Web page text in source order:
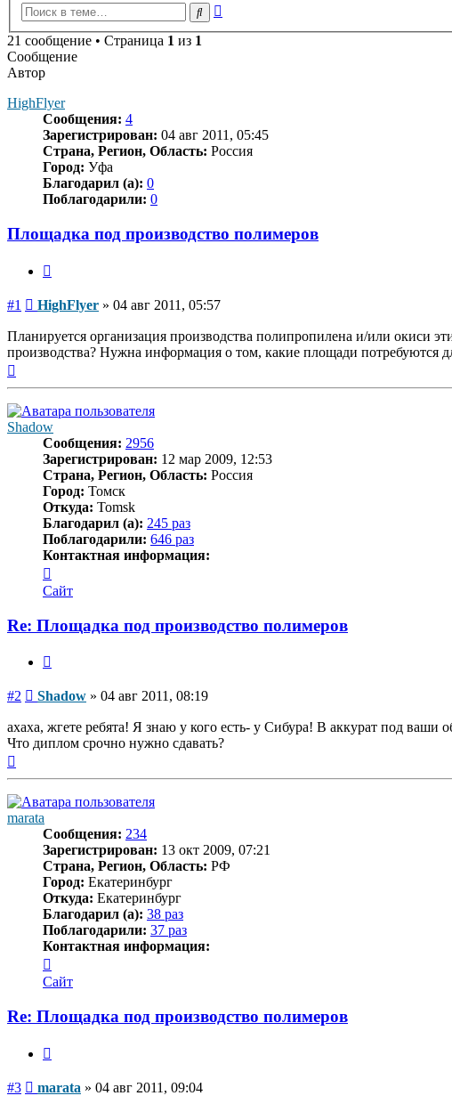
Поиск
21 сообщение • Страница 1 из 1
Сообщение
Автор
HighFlyer
Сообщения: 4
Зарегистрирован: 04 авг 2011, 05:45
Страна, Регион, Область: Россия
Город: Уфа
Благодарил (а): 0
Поблагодарили: 0
Площадка под производство полимеров
#1 Сообщение
HighFlyer » 04 авг 2011, 05:57
Планируется организация производства полипропилена и/или окиси
производства? Нужна информация о том, какие площади потребуются
Shadow
Сообщения: 2956
Зарегистрирован: 12 мар 2009, 12:53
Страна, Регион, Область: Россия
Город: Томск
Откуда: Tomsk
Благодарил (а): 245 раз
Поблагодарили: 646 раз
Контактная информация:
информация
пользователя
Сайт
Re: Площадка под производство полимеров
#2 Сообщение
Shadow » 04 авг 2011, 08:19
ахаха, жгете ребята! Я знаю у кого есть- у Сибура! В аккурат под
Что диплом срочно нужно сдавать?
marata
Сообщения: 234
Зарегистрирован: 13 окт 2009, 07:21
Страна, Регион, Область: РФ
Город: Екатеринбург
Откуда: Екатеринбург
Благодарил (а): 38 раз
Поблагодарили: 37 раз
Контактная информация:
информация
пользователя
Сайт
Re: Площадка под производство полимеров
#3 Сообщение
marata » 04 авг 2011, 09:04